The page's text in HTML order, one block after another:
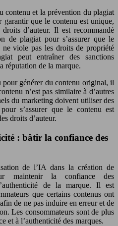
contenu et la prévention du plagiat
garantir que le contenu est unique,
d’auteur. Il est recommandé
de plagiat pour s’assurer que le
viole pas les droits de propriété
peut entraîner des sanctions
réputation de la marque.
générer du contenu original, il
n’est pas similaire à d’autres
du marketing doivent utiliser des
s’assurer que le contenu est
droits d’auteur.
: bâtir la confiance des
de l’IA dans la création de
maintenir la confiance des
de la marque. Il est
que certains contenus ont
de ne pas induire en erreur et de
Les consommateurs sont de plus
et à l’authenticité des marques.